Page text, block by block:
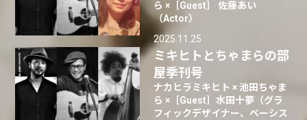
ら ×［Guest］ 佐藤あい
（Actor）
2025.11.25
ミキヒトとちゃまらの部
屋季刊号
ナカヒラミキヒト × 池田ちゃま
ら ×［Guest］水田十夢（グラ
フィックデザイナー、ベーシス